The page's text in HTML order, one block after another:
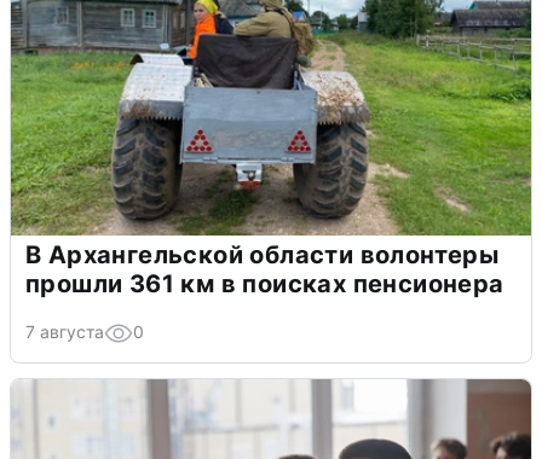
В Архангельской области волонтеры
прошли 361 км в поисках пенсионера
7 августа 0